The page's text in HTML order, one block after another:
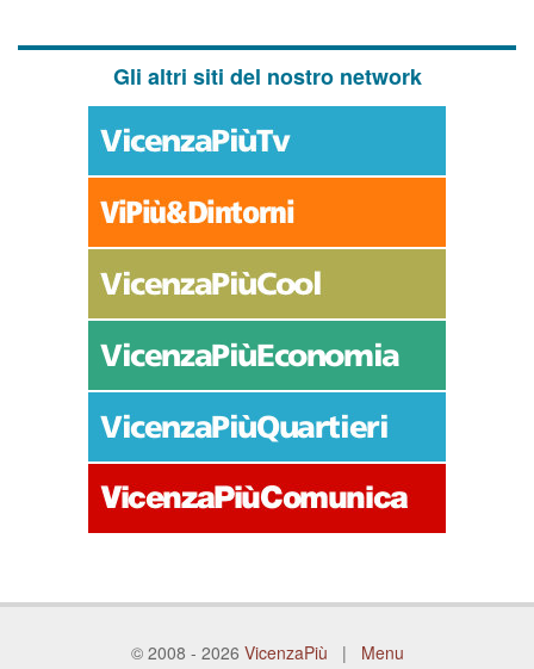
Gli altri siti del nostro network
© 2008 - 2026 VicenzaPiù | Menu